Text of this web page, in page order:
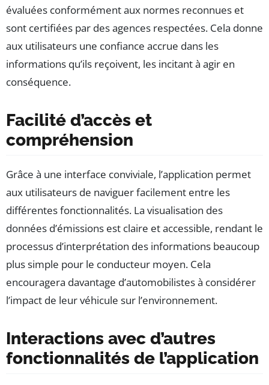
évaluées conformément aux normes reconnues et
sont certifiées par des agences respectées. Cela donne
aux utilisateurs une confiance accrue dans les
informations qu’ils reçoivent, les incitant à agir en
conséquence.
Facilité d’accès et
compréhension
Grâce à une interface conviviale, l’application permet
aux utilisateurs de naviguer facilement entre les
différentes fonctionnalités. La visualisation des
données d’émissions est claire et accessible, rendant le
processus d’interprétation des informations beaucoup
plus simple pour le conducteur moyen. Cela
encouragera davantage d’automobilistes à considérer
l’impact de leur véhicule sur l’environnement.
Interactions avec d’autres
fonctionnalités de l’application